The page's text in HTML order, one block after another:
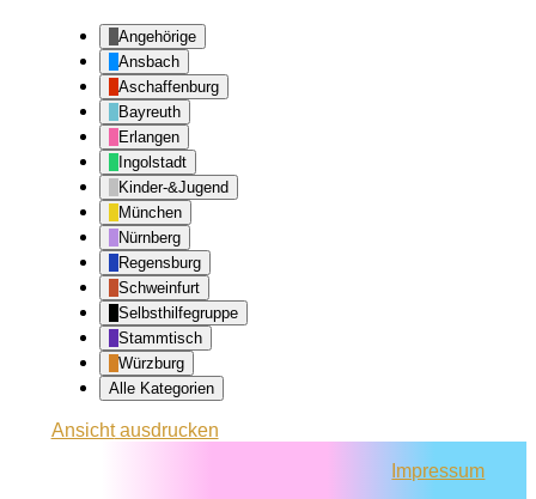
Angehörige
Ansbach
Aschaffenburg
Bayreuth
Erlangen
Ingolstadt
Kinder-&Jugend
München
Nürnberg
Regensburg
Schweinfurt
Selbsthilfegruppe
Stammtisch
Würzburg
Alle Kategorien
Ansichtausdrucken
Impressum